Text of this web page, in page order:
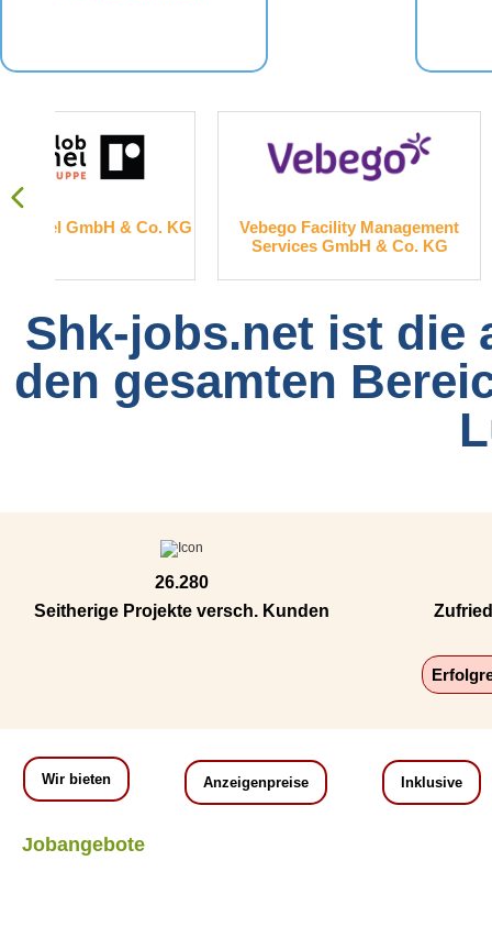
Vebego Facility Management
Services GmbH & Co. KG
Shk-jobs.net ist die
den gesamten
26.280
Seitherige Projekte versch. Kunden
Wir bieten Anzeigenpreise Inklusive
Jobangebote